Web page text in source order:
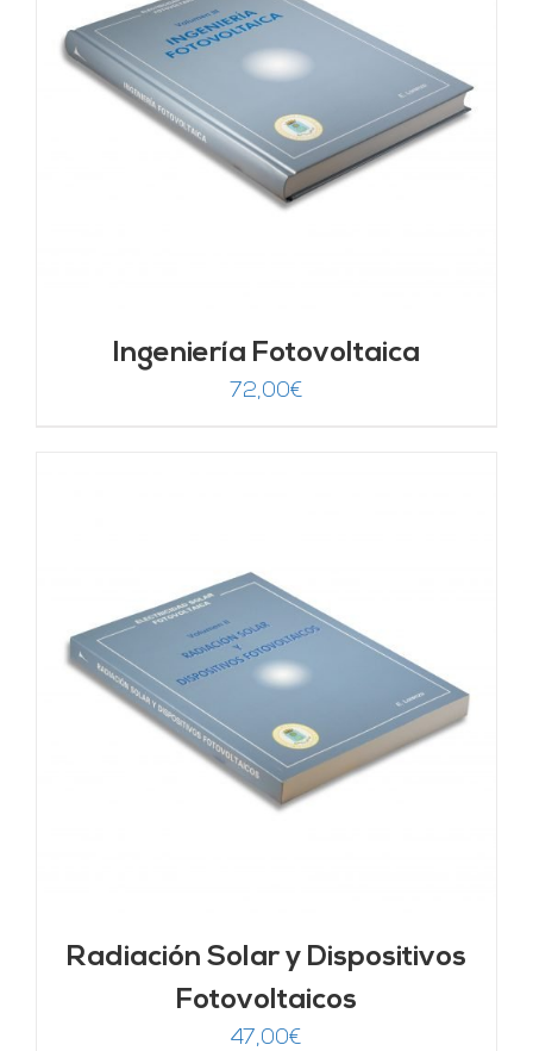
Ingeniería Fotovoltaica
72,00€
Radiación Solar y Dispositivos
Fotovoltaicos
47,00€